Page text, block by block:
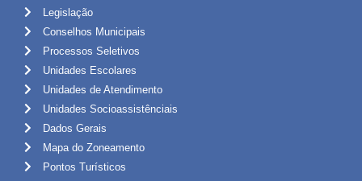
Legislação
Conselhos Municipais
Processos Seletivos
Unidades Escolares
Unidades de Atendimento
Unidades Socioassistênciais
Dados Gerais
Mapa do Zoneamento
Pontos Turísticos